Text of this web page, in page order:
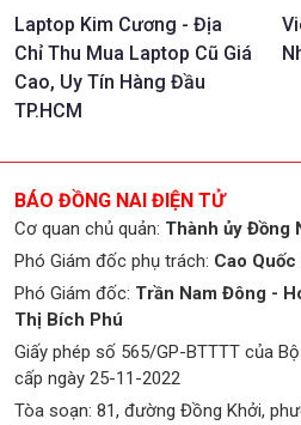
Laptop Kim Cương - Địa
Chỉ Thu Mua Laptop Cũ Giá
Cao, Uy Tín Hàng Đầu
TP.HCM
BÁO ĐỒNG NAI ĐIỆN TỬ
Cơ quan chủ quản: Thành ủy Đồng
Phó Giám đốc phụ trách: Cao Quốc
Phó Giám đốc: Trần Nam Đông -
Thị Bích Phú
Giấy phép số 565/GP-BTTTT của
cấp ngày 25-11-2022
Tòa soạn: 81, đường Đồng Khởi,